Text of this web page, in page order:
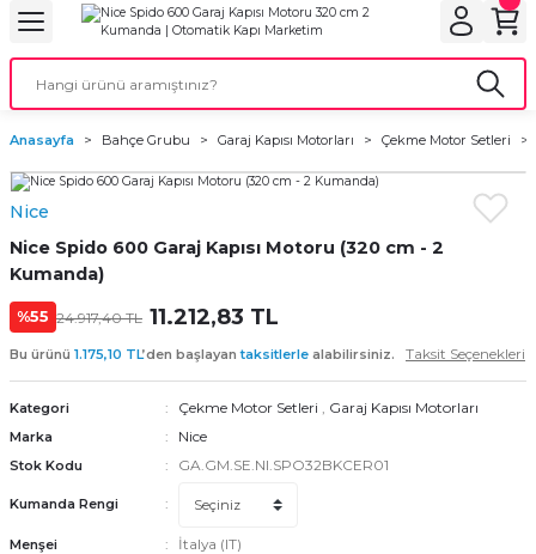
Geri Dön
Geri Dön
Motorlar
(UPS)
Geri Dön
Geri Dön
Geri Dön
Anasayfa Bahçe Grubu Garaj Kapısı Motorları Çekme Motor Setleri
Nice
Nice Spido 600 Garaj Kapısı Motoru (320 cm - 2
Kumanda)
%55 24.917,40 TL 11.212,83 TL
Bu ürünü 1.175,10 TL’den başlayantaksitlerle alabilirsiniz. Taksit Seçenekleri
Kategori Çekme Motor Setleri , Garaj Kapısı Motorları
Marka Nice
Stok Kodu GA.GM.SE.NI.SPO32BKCER01
Kumanda Rengi
Menşei İtalya (IT)